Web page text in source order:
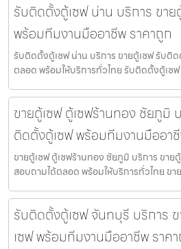
รับติดตั้งตู้เซฟ น่าน บริการ ขา
พร้อมทีมงานมืออาชีพ ราคาถูก
รับติดตั้งตู้เซฟ น่าน บริการ ขายตู้เซฟ รับติ
ตลอด พร้อมให้บริการทั่วไทย รับติดตั้งตู้เซ
ขายตู้เซฟ ตู้เซฟร้านทอง ชัยภูมิ
ติดตั้งตู้เซฟ พร้อมทีมงานมืออา
ขายตู้เซฟ ตู้เซฟร้านทอง ชัยภูมิ บริการ ขา
สอบถามได้ตลอด พร้อมให้บริการทั่วไทย ขา
รับติดตั้งตู้เซฟ จันทบุรี บริการ
เซฟ พร้อมทีมงานมืออาชีพ ราค